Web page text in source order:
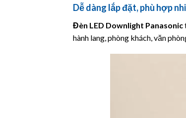
Dễ dàng lắp đặt, phù hợp
Đèn LED Downlight Panasonic
hành lang, phòng khách, văn